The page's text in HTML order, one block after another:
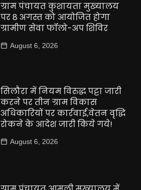
ग्राम पंचायत कुशायता मुख्यालय
पर 8 अगस्त को आयोजित होगा
ग्रामीण सेवा फॉलो-अप शिविर
August 6, 2026
सिलौरा में नियम विरुद्ध पट्टा जारी
करने पर तीन ग्राम विकास
अधिकारियों पर कार्रवाई,वेतन वृद्धि
रोकने के आदेश जारी किये गये!
August 6, 2026